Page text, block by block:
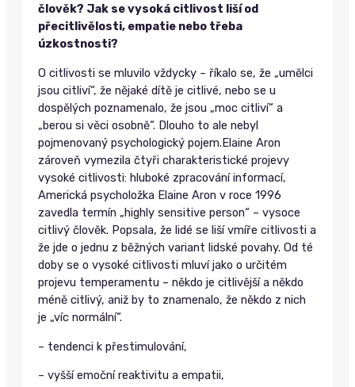
člověk? Jak se vysoká citlivost liší od
přecitlivělosti, empatie nebo třeba
úzkostnosti?
O citlivosti se mluvilo vždycky – říkalo se, že „umělci
jsou citliví“, že nějaké dítě je citlivé, nebo se u
dospělých poznamenalo, že jsou „moc citliví“ a
„berou si věci osobně“. Dlouho to ale nebyl
pojmenovaný psychologický pojem.Elaine Aron
zároveň vymezila čtyři charakteristické projevy
vysoké citlivosti: hluboké zpracování informací,
Americká psycholožka Elaine Aron v roce 1996
zavedla termín „highly sensitive person“ – vysoce
citlivý člověk. Popsala, že lidé se liší vmíře citlivosti a
že jde o jednu z běžných variant lidské povahy. Od té
doby se o vysoké citlivosti mluví jako o určitém
projevu temperamentu – někdo je citlivější a někdo
méně citlivý, aniž by to znamenalo, že někdo z nich
je „víc normální“.
– tendenci k přestimulování,
– vyšší emoční reaktivitu a empatii,